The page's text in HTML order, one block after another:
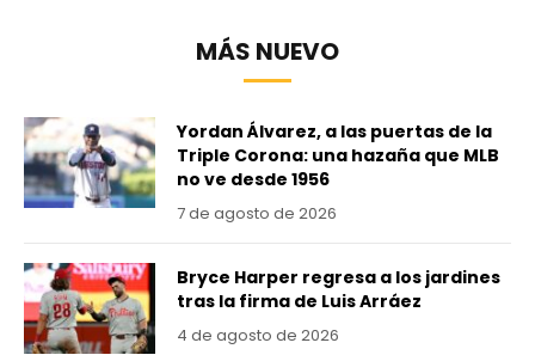
MÁS NUEVO
Yordan Álvarez, a las puertas de la
Triple Corona: una hazaña que MLB
no ve desde 1956
7 de agosto de 2026
Bryce Harper regresa a los jardines
tras la firma de Luis Arráez
4 de agosto de 2026